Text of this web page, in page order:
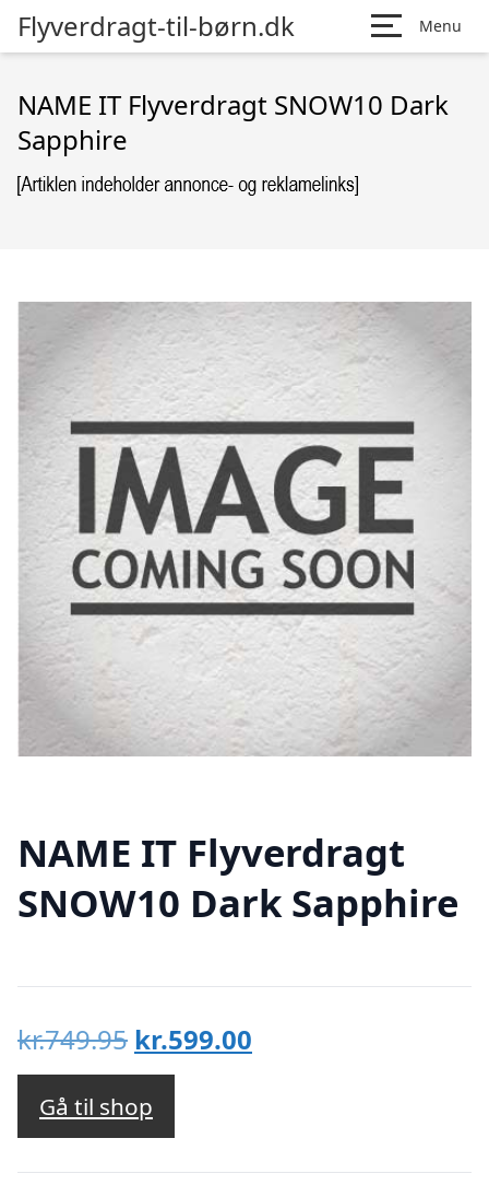
Flyverdragt-til-børn.dk Menu
NAME IT Flyverdragt SNOW10 Dark
Sapphire
NAME IT Flyverdragt
SNOW10 Dark Sapphire
kr.749.95 Den
oprindelige
pris
var:
kr.749.95.
kr.599.00
kr.599.00.
Gå til shop